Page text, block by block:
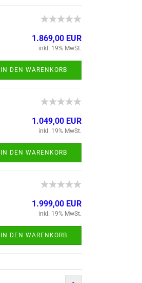
1.869,00 EUR
inkl. 19% MwSt.
IN DEN WARENKORB
1.049,00 EUR
inkl. 19% MwSt.
IN DEN WARENKORB
1.999,00 EUR
inkl. 19% MwSt.
IN DEN WARENKORB